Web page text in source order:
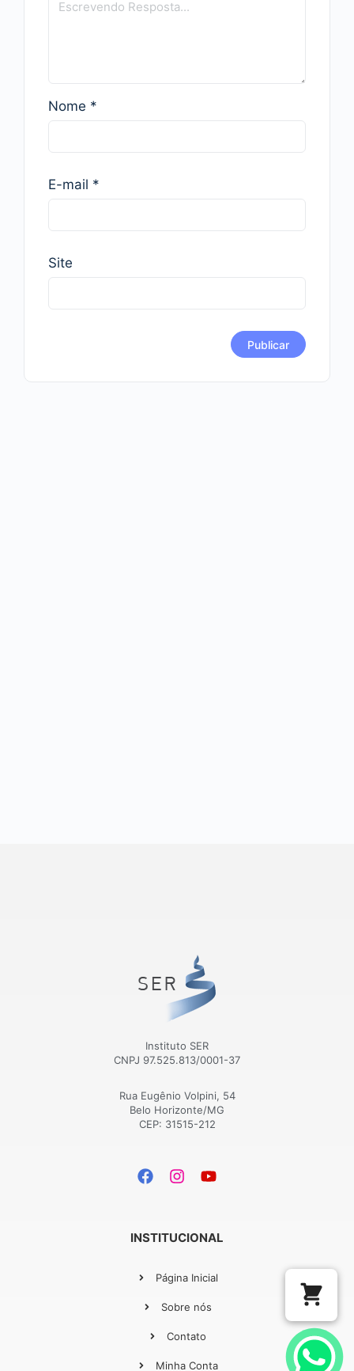
Nome *
E-mail *
Site
Instituto SER
CNPJ 97.525.813/0001-37
Rua Eugênio Volpini, 54
Belo Horizonte/MG
CEP: 31515-212
INSTITUCIONAL
Página Inicial
Sobre nós
Contato
Minha Conta